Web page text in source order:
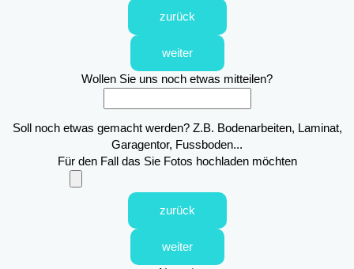
zurück
weiter
Wollen Sie uns noch etwas mitteilen?
Soll noch etwas gemacht werden? Z.B. Bodenarbeiten, Laminat,
Garagentor, Fussboden...
Für den Fall das Sie Fotos hochladen möchten
zurück
weiter